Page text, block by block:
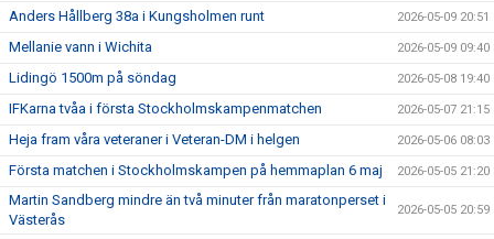
Anders Hållberg 38a i Kungsholmen runt 2026-05-09 20:51
Mellanie vann i Wichita 2026-05-09 09:40
Lidingö 1500m på söndag 2026-05-08 19:40
IFKarna tvåa i första Stockholmskampenmatchen 2026-05-07 21:15
Heja fram våra veteraner i Veteran-DM i helgen 2026-05-06 08:03
Första matchen i Stockholmskampen på hemmaplan 6 maj 2026-05-05 21:20
Martin Sandberg mindre än två minuter från maratonperset i
Västerås
2026-05-05 20:59